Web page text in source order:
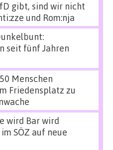
gibt, sind wir nicht
und Rom:nja
seit fünf Jahren
Menschen
Friedensplatz zu
wird Bar wird
SÖZ auf neue